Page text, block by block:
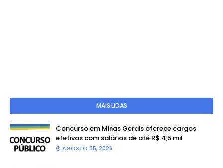
MAIS LIDAS
Concurso em Minas Gerais oferece cargos
efetivos com salários de até R$ 4,5 mil
AGOSTO 05, 2026